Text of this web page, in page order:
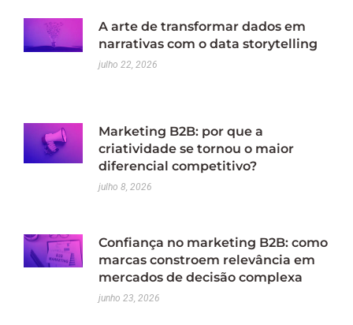
A arte de transformar dados em
narrativas com o data storytelling
julho 22, 2026
Marketing B2B: por que a
criatividade se tornou o maior
diferencial competitivo?
julho 8, 2026
Confiança no marketing B2B: como
marcas constroem relevância em
mercados de decisão complexa
junho 23, 2026